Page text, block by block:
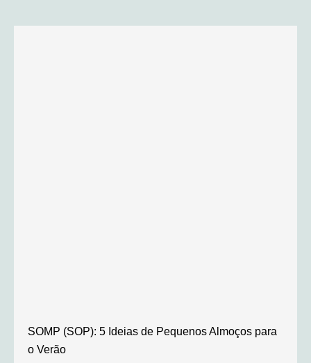
SOMP (SOP): 5 Ideias de Pequenos Almoços para
o Verão